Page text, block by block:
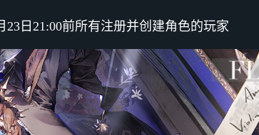
日21:00前所有注册并创建角色的玩家